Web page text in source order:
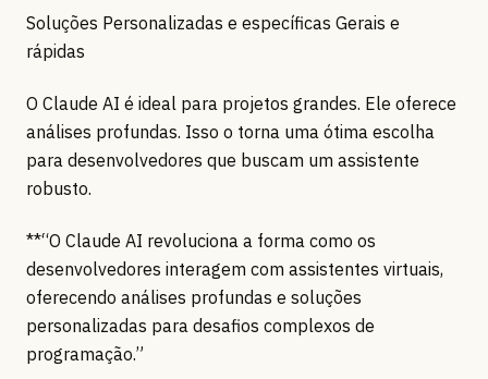
Soluções Personalizadas e específicas Gerais e
rápidas
O Claude AI é ideal para projetos grandes. Ele oferece
análises profundas. Isso o torna uma ótima escolha
para desenvolvedores que buscam um assistente
robusto.
**“O Claude AI revoluciona a forma como os
desenvolvedores interagem com assistentes virtuais,
oferecendo análises profundas e soluções
personalizadas para desafios complexos de
programação.”